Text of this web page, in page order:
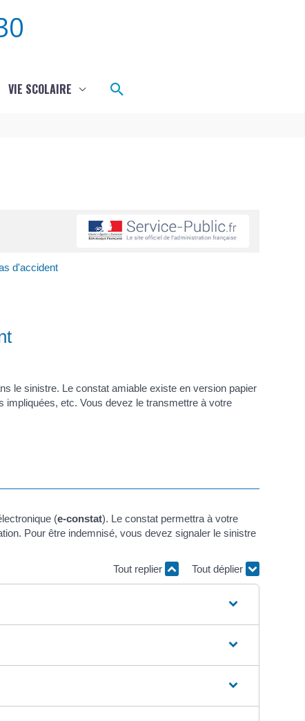
VIE SCOLAIRE Rechercher
d'accident
le sinistre. Le constat amiable existe en version papier
impliquées, etc. Vous devez le transmettre à votre
(e-constat). Le constat permettra à votre
Pour être indemnisé, vous devez signaler le sinistre
Tout replier
Tout déplier